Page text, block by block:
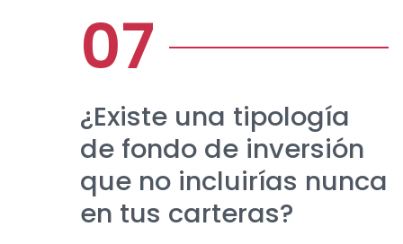
¿Existe una tipología
de fondo de inversión
que no incluirías nunca
en tus carteras?